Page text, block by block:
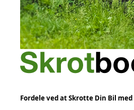
Fordele ved at Skrotte Din Bil